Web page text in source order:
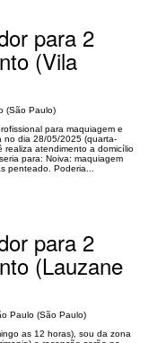
para 2
(Vila
(São Paulo)
para maquiagem e
no dia 28/05/2025 (quarta-
realiza atendimento a domicílio
para: Noiva: maquiagem
penteado. Poderia...
para 2
(Lauzane
Paulo (São Paulo)
as 12 horas), sou da zona